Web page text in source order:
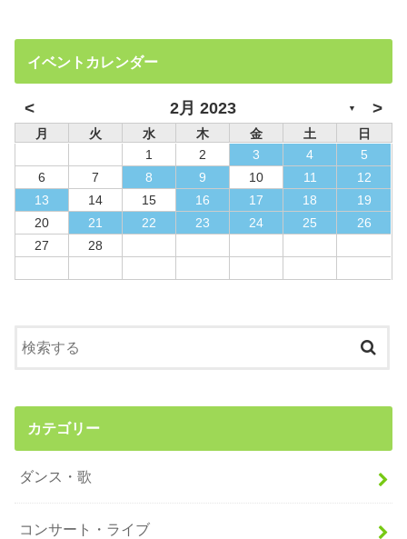
イベントカレンダー
< 2月 2023 ▼ >
月 火 水 木 金 土
日
1
2 3 4
5
6
7 8 9 10 11
12
13
14 15 16 17 18
19
20
21 22 23 24 25
26
27
28
カテゴリー
ダンス・歌
コンサート・ライブ